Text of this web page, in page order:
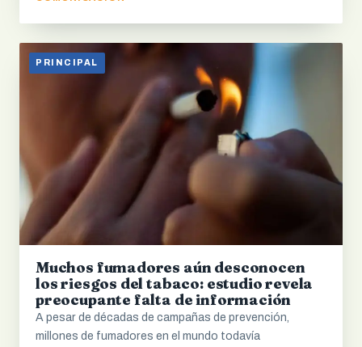
PRINCIPAL
Muchos fumadores aún desconocen
los riesgos del tabaco: estudio revela
preocupante falta de información
A pesar de décadas de campañas de prevención,
millones de fumadores en el mundo todavía